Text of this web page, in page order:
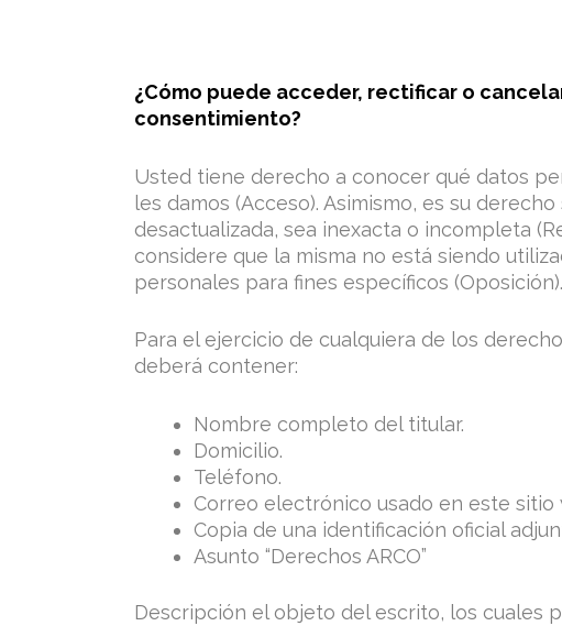
¿Cómo puede acceder, rectificar o
consentimiento?
Usted tiene derecho a conocer qué datos
les damos (Acceso). Asimismo, es su
desactualizada, sea inexacta o incompleta
considere que la misma no está siendo
personales para fines específicos
Para el ejercicio de cualquiera de los
deberá contener:
Nombre completo del titular.
Domicilio.
Teléfono.
Correo electrónico usado en este sitio
Copia de una identificación oficial
Asunto “Derechos ARCO”
Descripción el objeto del escrito, los cuales